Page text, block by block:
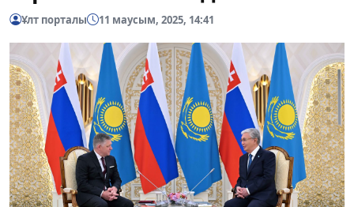
Ұлт порталы 11 маусым, 2025, 14:41